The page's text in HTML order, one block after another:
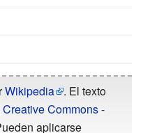
Wikipedia
. El texto
Creative Commons -
aplicarse